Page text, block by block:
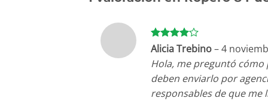
Valorado
5
Alicia Trebino–4
Hola, me preguntó
deben enviarlo por
responsables de que me